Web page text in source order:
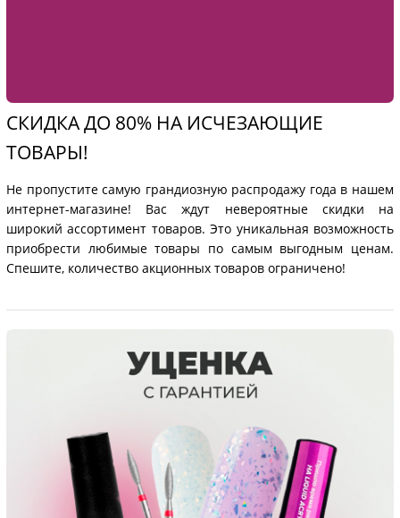
СКИДКА ДО 80% НА ИСЧЕЗАЮЩИЕ
ТОВАРЫ!
Не пропустите самую грандиозную распродажу года в нашем
широкий ассортимент товаров. Это уникальная возможность
приобрести любимые товары по самым выгодным ценам.
Спешите, количество акционных товаров ограничено!